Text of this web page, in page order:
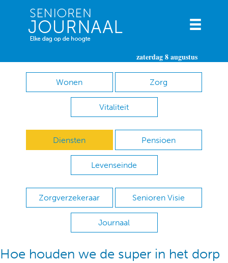
zaterdag 8 augustus
Wonen Zorg
Vitaliteit
Diensten Pensioen
Levenseinde
Zorgverzekeraar Senioren Visie
Journaal
Hoe houden we de super in het dorp